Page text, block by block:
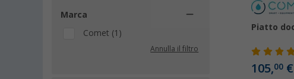
Marca
Comet (1)
Annulla il filtro
Piatto
105,00 €